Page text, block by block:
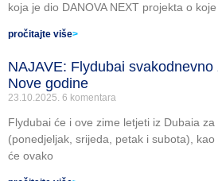
koja je dio DANOVA NEXT projekta o koje
pročitajte više>
NAJAVE: Flydubai
Nove godine
23.10.2025. 6 komentara
Flydubai će i ove zime letjeti iz Dubaia
(ponedjeljak, srijeda, petak i subota),
će ovako